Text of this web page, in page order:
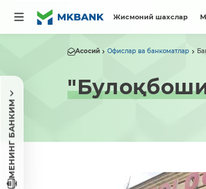
Жисмоний шахслар
МЕНИНГ БАНКИМ
Асосий Офислар ва банкоматлар